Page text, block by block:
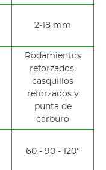
2-18 mm
Rodamientos
reforzados,
casquillos
reforzados y
punta de
carburo
60 - 90 - 120°